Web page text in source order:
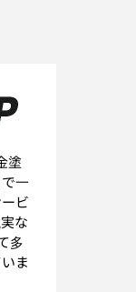
塗
一
ビ
な
多
ま